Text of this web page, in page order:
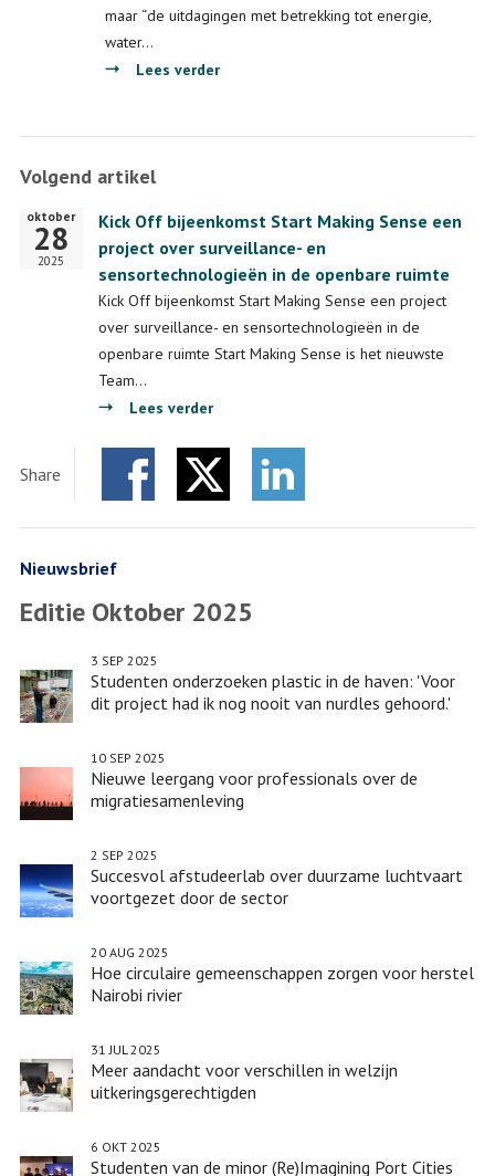
maar “de uitdagingen met betrekking tot energie,
water…
Lees verderover
de
wereld
voor
duurzame
innovaties
en
Volgend artikel
Startdatum
oktober
28
2025
Kick Off bijeenkomst Start Making Sense een
project over surveillance- en
sensortechnologieën in de openbare ruimte
Kick Off bijeenkomst Start Making Sense een project
over surveillance- en sensortechnologieën in de
openbare ruimte Start Making Sense is het nieuwste
Team…
Lees verder
Off
bijeenkomst
project
surveillance-
en
de
openbare
Share
Nieuwsbrief
Editie Oktober 2025
Studenten onderzoeken plastic in de haven: 'Voor
dit project had ik nog nooit van nurdles gehoord.'
3 SEP 2025
Nieuwe leergang voor professionals over de
migratiesamenleving
10 SEP 2025
Succesvol afstudeerlab over duurzame luchtvaart
voortgezet door de sector
2 SEP 2025
Hoe circulaire gemeenschappen zorgen voor herstel
Nairobi rivier
20 AUG 2025
Meer aandacht voor verschillen in welzijn
uitkeringsgerechtigden
31 JUL 2025
Studenten van de minor (Re)Imagining Port Cities
6 OKT 2025